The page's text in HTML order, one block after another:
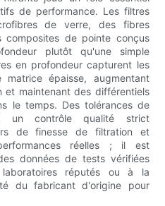
de performance. Les filtres
de verre, des fibres
composites de pointe conçus
plutôt qu'une simple
en profondeur capturent les
épaisse, augmentant
maintenant des différentiels
le temps. Des tolérances de
un contrôle qualité strict
de finesse de filtration et
réelles ; il est
données de tests vérifiées
réputés ou à la
du fabricant d'origine pour